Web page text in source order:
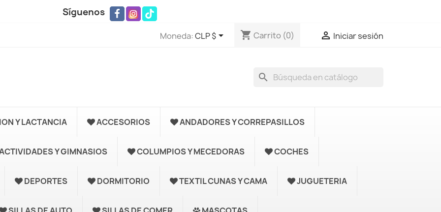
Síguenos
Moneda:CLP $ shopping_cart Carrito (0)  Iniciar sesión
search
Y LACTANCIA ACCESORIOS ANDADORES Y CORREPASILLOS
Y GIMNASIOS COLUMPIOS Y MECEDORAS COCHES
DEPORTES DORMITORIO TEXTIL CUNAS Y CAMA JUGUETERIA